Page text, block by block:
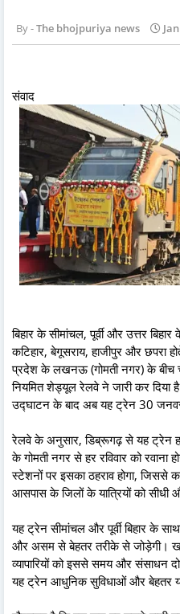
The bhojpuriya news
संवाद
बिहार के सीमांचल, पूर्वी और उत्तर
कटिहार, बेगूसराय, हाजीपुर और छपरा
प्रदेश के लखनऊ (गोमती नगर) के बीच
नियमित शेड्यूल रेलवे ने जारी कर दिया
उद्घाटन के बाद अब यह ट्रेन 30
रेलवे के अनुसार, डिब्रूगढ़ से यह ट्रेन
के गोमती नगर से हर रविवार को
स्टेशनों पर इसका ठहराव होगा, जिससे
आसपास के जिलों के यात्रियों को सीधी
यह ट्रेन सीमांचल और पूर्वी बिहार के
और असम से बेहतर तरीके से जोड़ेगी।
व्यापारियों को इससे समय और संसाधन
यह ट्रेन आधुनिक सुविधाओं और बेहतर